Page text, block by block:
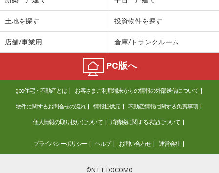
土地を探す 投資物件を探す
店舗/事業用 倉庫/トランクルーム
PC版へ
goo住宅・不動産とは お客さまご利用端末からの情報の外部送信について
物件に関するお問合せの流れ 情報提供元 不動産情報に関する免責事項
個人情報の取り扱いについて 消費税に関する表記について
プライバシーポリシー ヘルプ お問い合わせ 運営会社
©NTT DOCOMO